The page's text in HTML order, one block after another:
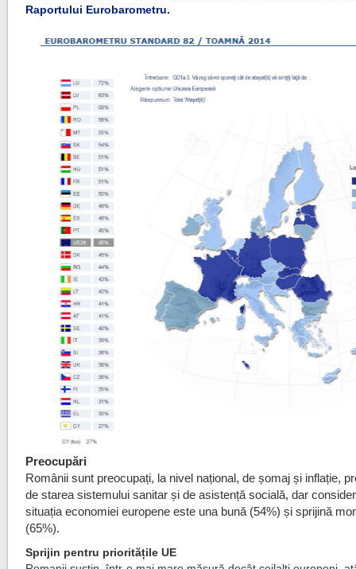
Raportului Eurobarometru.
Preocupări
Românii sunt preocupați, la nivel național, de șomaj și inflație,
de starea sistemului sanitar și de asistență socială, dar
situația economiei europene este una bună (54%) și sprijină
(65%).
Sprijin pentru prioritățile UE